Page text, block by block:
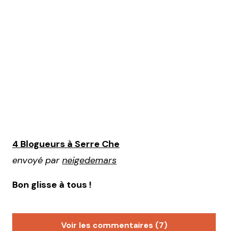
4 Blogueurs à Serre Che
envoyé par neigedemars
Bon glisse à tous !
Voir les commentaires (7)